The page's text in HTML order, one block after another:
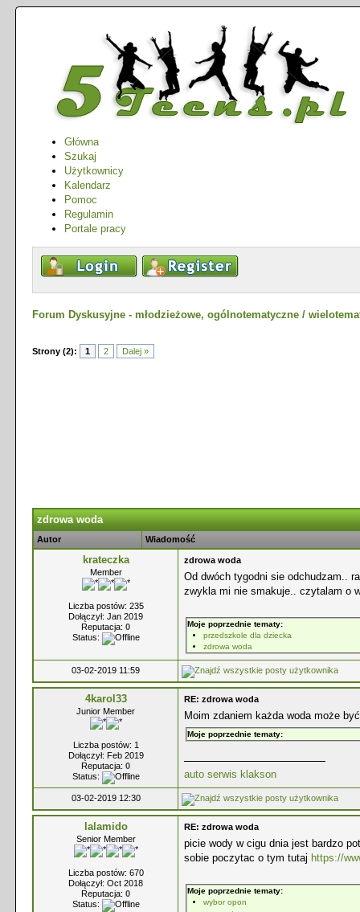
Główna
Szukaj
Użytkownicy
Kalendarz
Pomoc
Regulamin
Portale pracy
Forum Dyskusyjne - młodzieżowe, ogólnotematyczne /
Strony (2): 1 2 Dalej »
zdrowa woda
Autor Wiadomość
krateczka
Member
Liczba postów: 235
Dołączył: Jan 2019
Reputacja: 0
Status:
zdrowa woda
Od dwóch tygodni sie odchudzam..
zwykla mi nie smakuje.. czytalam o
Moje poprzednie tematy:
przedszkole dla dziecka
zdrowa woda
03-02-2019 11:59
4karol33
Junior Member
Liczba postów: 1
Dołączył: Feb 2019
Reputacja: 0
Status:
RE: zdrowa woda
Moim zdaniem każda woda może
Moje poprzednie tematy:
auto serwis klakson
03-02-2019 12:30
lalamido
Senior Member
Liczba postów: 670
Dołączył: Oct 2018
Reputacja: 0
Status:
RE: zdrowa woda
picie wody w cigu dnia jest bardzo
sobie poczytac o tym tutaj https://
Moje poprzednie tematy:
wybor opon